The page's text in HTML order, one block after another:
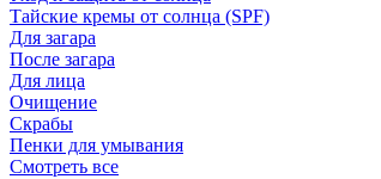
Тайские кремы от солнца (SPF)
Для загара
После загара
Для лица
Очищение
Скрабы
Пенки для умывания
Смотреть все